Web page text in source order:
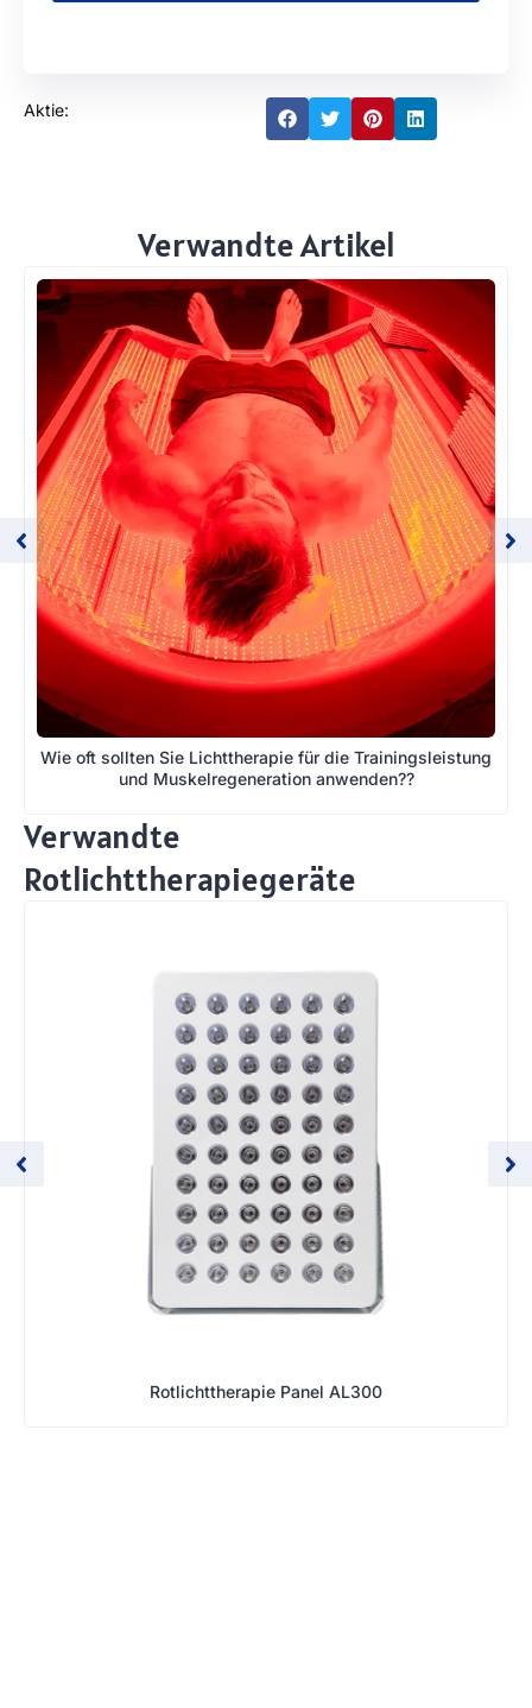
Aktie:
Verwandte Artikel
Wie oft sollten Sie Lichttherapie für die Trainingsleistung
und Muskelregeneration anwenden??
Verwandte
Rotlichttherapiegeräte
Rotlichttherapie Panel AL300